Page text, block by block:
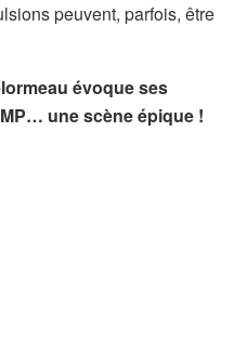
peuvent, parfois, être
évoque ses
une scène épique !